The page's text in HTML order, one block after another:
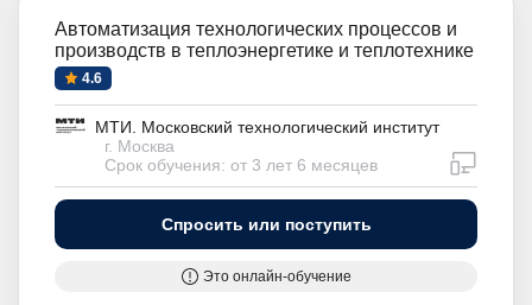
Автоматизация технологических процессов и
производств в теплоэнергетике и теплотехнике
4.6
МТИ. Московский технологический институт
г. Москва
Срок обучения: от 3 лет 6 месяцев
Спросить или поступить
Это онлайн-обучение